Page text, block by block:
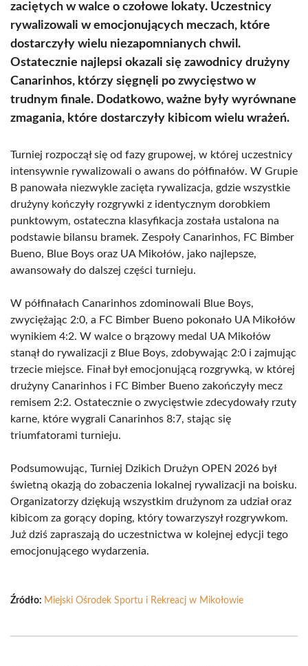
zaciętych w walce o czołowe lokaty. Uczestnicy
rywalizowali w emocjonujących meczach, które
dostarczyły wielu niezapomnianych chwil.
Ostatecznie najlepsi okazali się zawodnicy drużyny
Canarinhos, którzy sięgnęli po zwycięstwo w
trudnym finale. Dodatkowo, ważne były wyrównane
zmagania, które dostarczyły kibicom wielu wrażeń.
Turniej rozpoczął się od fazy grupowej, w której uczestnicy
intensywnie rywalizowali o awans do półfinałów. W Grupie
B panowała niezwykle zacięta rywalizacja, gdzie wszystkie
drużyny kończyły rozgrywki z identycznym dorobkiem
punktowym, ostateczna klasyfikacja została ustalona na
podstawie bilansu bramek. Zespoły Canarinhos, FC Bimber
Bueno, Blue Boys oraz UA Mikołów, jako najlepsze,
awansowały do dalszej części turnieju.
W półfinałach Canarinhos zdominowali Blue Boys,
zwyciężając 2:0, a FC Bimber Bueno pokonało UA Mikołów
wynikiem 4:2. W walce o brązowy medal UA Mikołów
stanął do rywalizacji z Blue Boys, zdobywając 2:0 i zajmując
trzecie miejsce. Finał był emocjonującą rozgrywką, w której
drużyny Canarinhos i FC Bimber Bueno zakończyły mecz
remisem 2:2. Ostatecznie o zwycięstwie zdecydowały rzuty
karne, które wygrali Canarinhos 8:7, stając się
triumfatorami turnieju.
Podsumowując, Turniej Dzikich Drużyn OPEN 2026 był
świetną okazją do zobaczenia lokalnej rywalizacji na boisku.
Organizatorzy dziękują wszystkim drużynom za udział oraz
kibicom za gorący doping, który towarzyszył rozgrywkom.
Już dziś zapraszają do uczestnictwa w kolejnej edycji tego
emocjonującego wydarzenia.
Źródło: Miejski Ośrodek Sportu i Rekreacj w Mikołowie